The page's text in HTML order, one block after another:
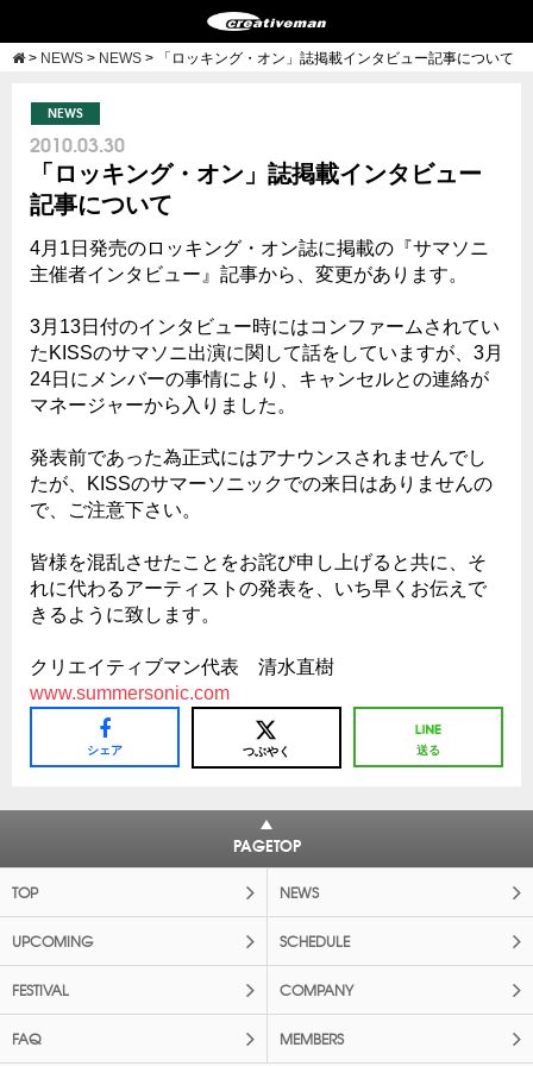
> NEWS > NEWS > 「ロッキング・オン」誌掲載インタビュー記事について
NEWS
2010.03.30
「ロッキング・オン」誌掲載インタビュー
記事について
4月1日発売のロッキング・オン誌に掲載の『サマソニ
主催者インタビュー』記事から、変更があります。
3月13日付のインタビュー時にはコンファームされてい
たKISSのサマソニ出演に関して話をしていますが、3月
24日にメンバーの事情により、キャンセルとの連絡が
マネージャーから入りました。
発表前であった為正式にはアナウンスされませんでし
たが、KISSのサマーソニックでの来日はありませんの
で、ご注意下さい。
皆様を混乱させたことをお詫び申し上げると共に、そ
れに代わるアーティストの発表を、いち早くお伝えで
きるように致します。
クリエイティブマン代表 清水直樹
www.summersonic.com
シェア つぶやく 送る
PAGETOP
TOP NEWS
UPCOMING SCHEDULE
FESTIVAL COMPANY
FAQ MEMBERS